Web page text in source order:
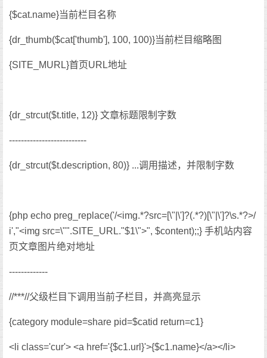
{$cat.name}当前栏目名称
{dr_thumb($cat['thumb'], 100, 100)}当前栏目缩略图
{SITE_MURL}首页URL地址
{dr_strcut($t.title, 12)} 文章标题限制字数
--------------------------
{dr_strcut($t.description, 80)} ...调用描述，并限制字数
{php echo preg_replace('/<img.*?src=[\"|\']?(.*?)[\"|\']?\s.*?>/
i',"<img src=\"".SITE_URL."$1\">", $content);;} 手机站内容
页文章图片绝对地址
-------------
//***//父级栏目下调用当前子栏目，并高亮显示
{category module=share pid=$catid return=c1}
<li class='cur'> <a href='{$c1.url}'>{$c1.name}</a></li>